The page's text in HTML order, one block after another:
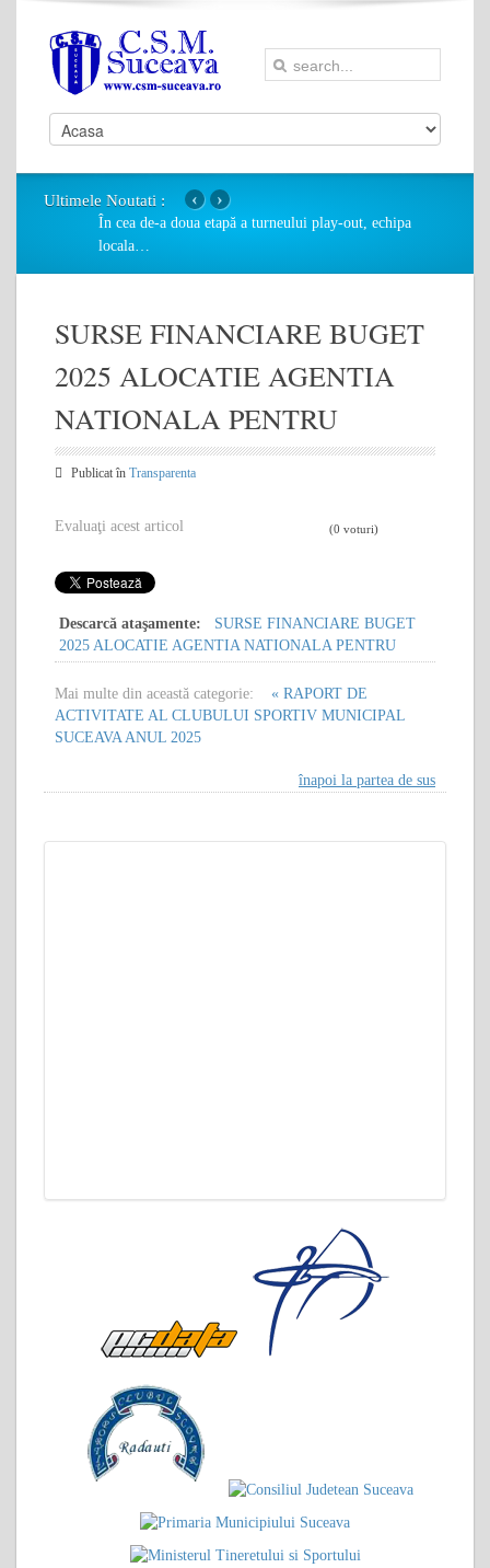
Ultimele Noutati :
În cea de-a doua etapă a turneului play-out, echipa
locala
›
‹
SURSE FINANCIARE BUGET
2025 ALOCATIE AGENTIA
NATIONALA PENTRU
Publicat în Transparenta
Evaluaţi acest articol (0 voturi)
Descarcă ataşamente:
SURSE FINANCIARE BUGET
2025 ALOCATIE AGENTIA NATIONALA PENTRU
Mai multe din această categorie:
« RAPORT DE
ACTIVITATE AL CLUBULUI SPORTIV MUNICIPAL
SUCEAVA ANUL 2025
înapoi la partea de sus